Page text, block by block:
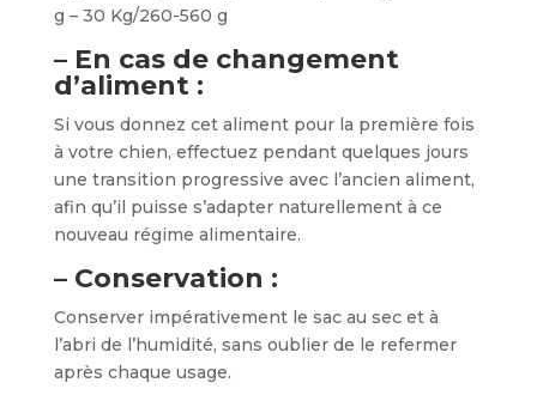
g – 30 Kg/260-560 g
– En cas de changement
d’aliment :
Si vous donnez cet aliment pour la première fois
à votre chien, effectuez pendant quelques jours
une transition progressive avec l’ancien aliment,
afin qu’il puisse s’adapter naturellement à ce
nouveau régime alimentaire.
– Conservation :
Conserver impérativement le sac au sec et à
l’abri de l’humidité, sans oublier de le refermer
après chaque usage.